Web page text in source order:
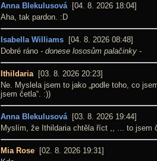
Anna Blekulusová[04. 8. 2026 18:04]
Aha, tak pardon. :D
Isabella Williams [04. 8. 2026 08:48]
Dobré ráno - donese lososům palačinky -
Ithildaria[03. 8. 2026 20:23]
Ne. Myslela jsem to jako „podle toho, co
jsem četla“. :))
Anna Blekulusová[03. 8. 2026 19:44]
Myslím, že Ithildaria chtěla říct ,, ... to jsem
Mia Rose [02. 8. 2026 19:31]